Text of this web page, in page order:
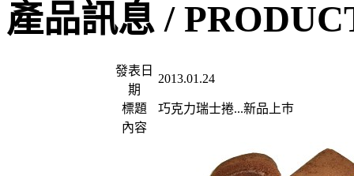
產品訊息 /
發表日
期
2013.01.24
標題
巧克力瑞士捲...新品上巿
內容